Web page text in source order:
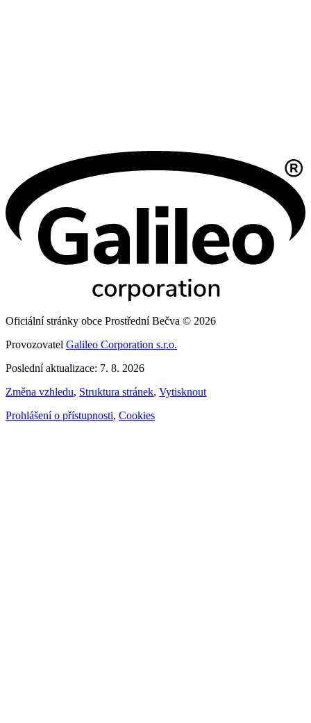
Oficiální stránky obce Prostřední Bečva © 2026
Provozovatel Galileo Corporation s.r.o.
Poslední aktualizace: 7. 8. 2026
Změna vzhledu, Struktura stránek, Vytisknout
Prohlášení o přístupnosti, Cookies